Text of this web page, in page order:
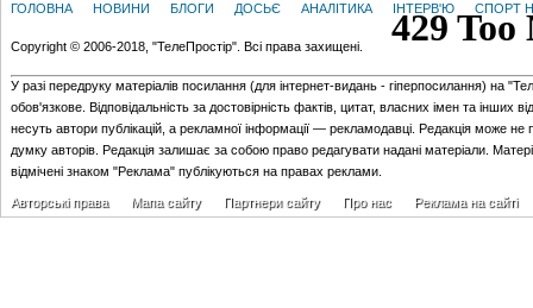
ГОЛОВНА НОВИНИ БЛОГИ ДОСЬЄ АНАЛІТИКА ІНТЕРВ'Ю СПОРТ
Copyright © 2006-2018, "ТелеПростір". Всі права захищені.
У разі передруку матеріалів посилання (для iнтернет-видань - гiперпосилання) на
обов'язкове. Відповідальність за достовірність фактів, цитат, власних імен та інших
несуть автори публікацій, а рекламної інформації — рекламодавці. Редакція може не
думку авторів. Редакція залишає за собою право редагувати надані матеріали.
відмічені знаком "Реклама" публікуються на правах реклами.
Авторські права Мапа сайту Партнери сайту Про нас Реклама на сайті